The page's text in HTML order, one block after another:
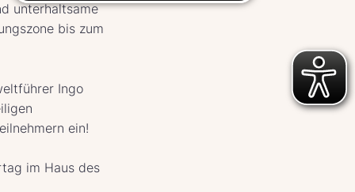
unterhaltsame
bis zum
Ingo
ein!
im Haus des